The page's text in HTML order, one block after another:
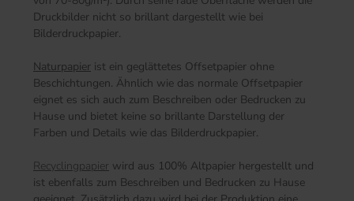
Druckbilder nicht so brillant dargestellt wie bei
Bilderdruckpapier.
Naturpapier ist ein geglättetes Offsetpapier ohne
Beschichtungen. Ähnlich wie das normale Offsetpapier
eignet es sich auch zum Beschreiben oder Bedrucken zu
Hause und bietet keine so brillante Darstellung der
Farben und Details wie das Bilderdruckpapier.
Recyclingpapier wird aus 100% Altpapier hergestellt und
ist ebenfalls zum Beschreiben und Bedrucken zu Hause